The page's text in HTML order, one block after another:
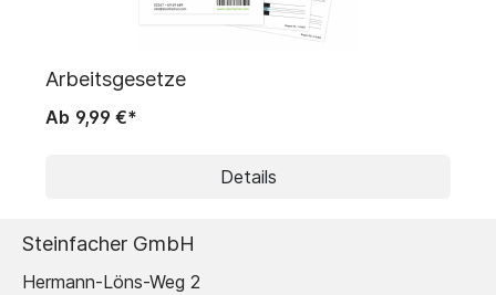
Arbeitsgesetze
Ab 9,99 €*
Details
Steinfacher GmbH
Hermann-Löns-Weg 2